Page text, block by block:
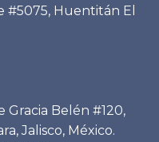
#5075, Huentitán El
Gracia Belén #120,
Jalisco, México.